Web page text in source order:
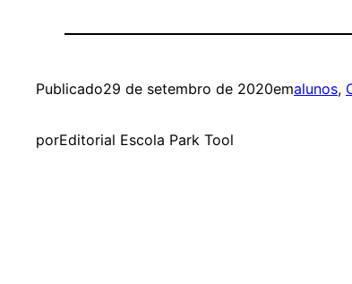
Publicado29 de setembro de 2020emalunos,
porEditorial Escola Park Tool